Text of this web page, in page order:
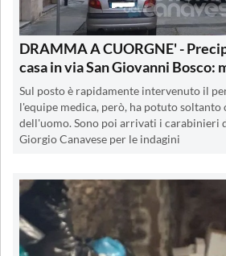
DRAMMA A CUORGNE' -
casa in via San Giovanni Bosco:
Sul posto è rapidamente intervenuto il
l'equipe medica, però, ha potuto soltanto
dell'uomo. Sono poi arrivati i carabinieri
Giorgio Canavese per le indagini